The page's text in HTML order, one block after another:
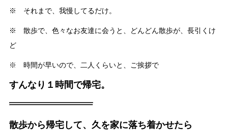
※ それまで、我慢してるだけ。
※ 散歩で、色々なお友達に会うと、どんどん散歩が、長引くけ
ど
※ 時間が早いので、二人くらいと、ご挨拶で
すんなり１時間で帰宅。
散歩から帰宅して、久を家に落ち着かせたら